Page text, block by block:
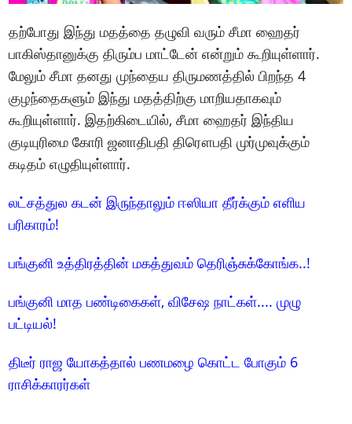
தற்போது இந்து மதத்தை தழுவி வரும் சீமா ஹைதர்
பாகிஸ்தானுக்கு திரும்ப மாட்டேன் என்றும் கூறியுள்ளார்.
மேலும் சீமா தனது முந்தைய திருமணத்தில் பிறந்த 4
குழந்தைகளும் இந்து மதத்திற்கு மாறியதாகவும்
கூறியுள்ளார். இதற்கிடையில், சீமா ஹைதர் இந்திய
குடியுரிமை கோரி ஜனாதிபதி திரௌபதி முர்முவுக்கும்
கடிதம் எழுதியுள்ளார்.
லட்சத்துல கடன் இருந்தாலும் ஈஸியா தீர்க்கும் எளிய
பரிகாரம்!
பங்குனி உத்திரத்தின் மகத்துவம் தெரிஞ்சுக்கோங்க..!
பங்குனி மாத பண்டிகைகள், விசேஷ நாட்கள்.... முழு
பட்டியல்!
திடீர் ராஜ யோகத்தால் பணமழை கொட்ட போகும் 6
ராசிக்காரர்கள்